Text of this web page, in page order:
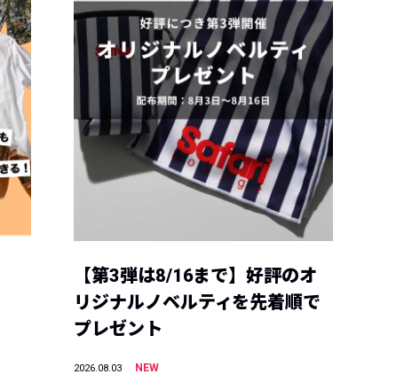
【第3弾は8/16まで】好評のオ
リジナルノベルティを先着順で
プレゼント
2026.08.03
NEW